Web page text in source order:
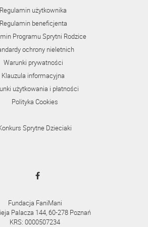
Regulamin użytkownika
Regulamin beneficjenta
Programu Sprytni Rodzice
ochrony nieletnich
Warunki prywatności
Klauzula informacyjna
użytkowania i płatności
Polityka Cookies
Sprytne Dzieciaki
Fundacja FaniMani
Palacza 144, 60-278 Poznań
KRS: 0000507234